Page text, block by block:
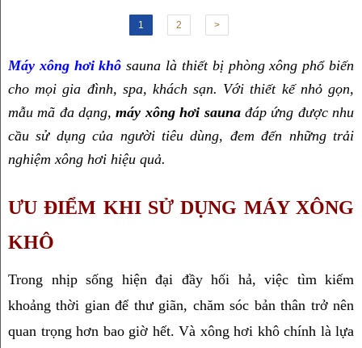
1 2 >
Máy xông hơi khô sauna là thiết bị phòng xông phổ biến
cho mọi gia đình, spa, khách sạn. Với thiết kế nhỏ gọn,
mẫu mã đa dạng, máy xông hơi sauna đáp ứng được nhu
cầu sử dụng của người tiêu dùng, đem đến những trải
nghiệm xông hơi hiệu quả.
ƯU ĐIỂM KHI SỬ DỤNG MÁY XÔNG
KHÔ
Trong nhịp sống hiện đại đầy hối hả, việc tìm kiếm
khoảng thời gian để thư giãn, chăm sóc bản thân trở nên
quan trọng hơn bao giờ hết. Và xông hơi khô chính là lựa